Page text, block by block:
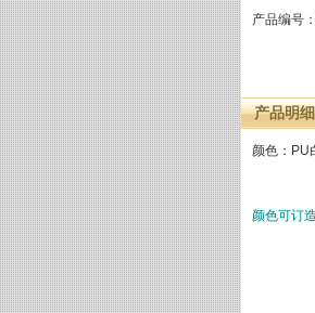
产品编号
产品明细
颜色：PU
颜色可订造